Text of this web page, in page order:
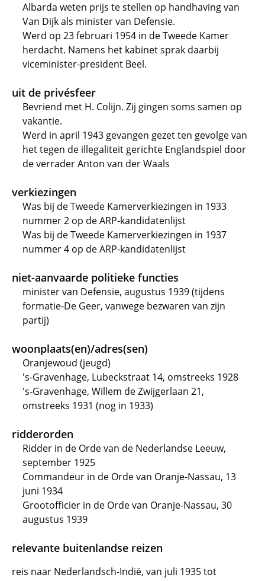
Albarda weten prijs te stellen op handhaving van
Van Dijk als minister van Defensie.
Werd op 23 februari 1954 in de Tweede Kamer
herdacht. Namens het kabinet sprak daarbij
viceminister-president Beel.
uit de privésfeer
Bevriend met H. Colijn. Zij gingen soms samen op
vakantie.
Werd in april 1943 gevangen gezet ten gevolge van
het tegen de illegaliteit gerichte Englandspiel door
de verrader Anton van der Waals
verkiezingen
Was bij de Tweede Kamerverkiezingen in 1933
nummer 2 op de ARP-kandidatenlijst
Was bij de Tweede Kamerverkiezingen in 1937
nummer 4 op de ARP-kandidatenlijst
niet-aanvaarde politieke functies
minister van Defensie, augustus 1939 (tijdens
formatie-De Geer, vanwege bezwaren van zijn
partij)
woonplaats(en)/adres(sen)
Oranjewoud (jeugd)
's-Gravenhage, Lubeckstraat 14, omstreeks 1928
's-Gravenhage, Willem de Zwijgerlaan 21,
omstreeks 1931 (nog in 1933)
ridderorden
Ridder in de Orde van de Nederlandse Leeuw,
september 1925
Commandeur in de Orde van Oranje-Nassau, 13
juni 1934
Grootofficier in de Orde van Oranje-Nassau, 30
augustus 1939
relevante buitenlandse reizen
reis naar Nederlandsch-Indië, van juli 1935 tot